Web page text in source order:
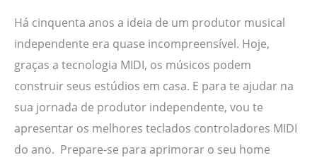
Há cinquenta anos a ideia de um produtor musical
independente era quase incompreensível. Hoje,
graças a tecnologia MIDI, os músicos podem
construir seus estúdios em casa. E para te ajudar na
sua jornada de produtor independente, vou te
apresentar os melhores teclados controladores MIDI
do ano. Prepare-se para aprimorar o seu home